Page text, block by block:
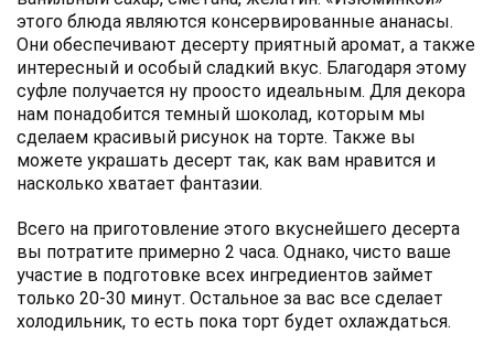
этого блюда являются консервированные ананасы.
Они обеспечивают десерту приятный аромат, а также
интересный и особый сладкий вкус. Благодаря этому
суфле получается ну проосто идеальным. Для декора
нам понадобится темный шоколад, которым мы
сделаем красивый рисунок на торте. Также вы
можете украшать десерт так, как вам нравится и
насколько хватает фантазии.
Всего на приготовление этого вкуснейшего десерта
вы потратите примерно 2 часа. Однако, чисто ваше
участие в подготовке всех ингредиентов займет
только 20-30 минут. Остальное за вас все сделает
холодильник, то есть пока торт будет охлаждаться.